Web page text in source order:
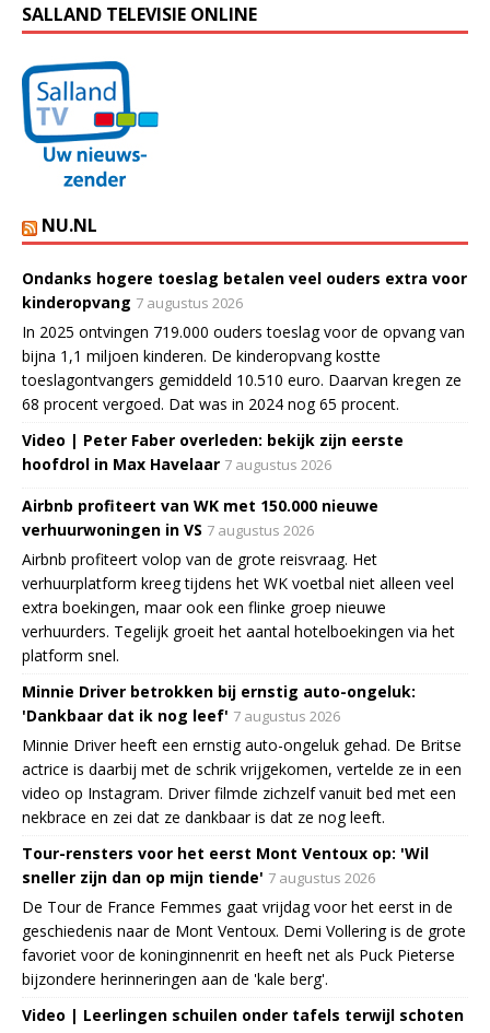
SALLAND TELEVISIE ONLINE
NU.NL
Ondanks hogere toeslag betalen veel ouders extra voor
kinderopvang 7 augustus 2026
In 2025 ontvingen 719.000 ouders toeslag voor de opvang van
bijna 1,1 miljoen kinderen. De kinderopvang kostte
toeslagontvangers gemiddeld 10.510 euro. Daarvan kregen ze
68 procent vergoed. Dat was in 2024 nog 65 procent.
Video | Peter Faber overleden: bekijk zijn eerste
hoofdrol in Max Havelaar 7 augustus 2026
Airbnb profiteert van WK met 150.000 nieuwe
verhuurwoningen in VS 7 augustus 2026
Airbnb profiteert volop van de grote reisvraag. Het
verhuurplatform kreeg tijdens het WK voetbal niet alleen veel
extra boekingen, maar ook een flinke groep nieuwe
verhuurders. Tegelijk groeit het aantal hotelboekingen via het
platform snel.
Minnie Driver betrokken bij ernstig auto-ongeluk:
'Dankbaar dat ik nog leef' 7 augustus 2026
Minnie Driver heeft een ernstig auto-ongeluk gehad. De Britse
actrice is daarbij met de schrik vrijgekomen, vertelde ze in een
video op Instagram. Driver filmde zichzelf vanuit bed met een
nekbrace en zei dat ze dankbaar is dat ze nog leeft.
Tour-rensters voor het eerst Mont Ventoux op: 'Wil
sneller zijn dan op mijn tiende' 7 augustus 2026
De Tour de France Femmes gaat vrijdag voor het eerst in de
geschiedenis naar de Mont Ventoux. Demi Vollering is de grote
favoriet voor de koninginnenrit en heeft net als Puck Pieterse
bijzondere herinneringen aan de 'kale berg'.
Video | Leerlingen schuilen onder tafels terwijl schoten